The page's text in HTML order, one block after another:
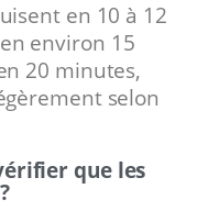
en 10 à 12
environ 15
20 minutes,
selon
que les